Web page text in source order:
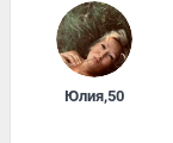
Юлия,50